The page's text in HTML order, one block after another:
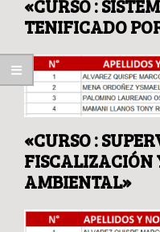
«CURSO :
TENIFICADO
«CURSO :
FISCALIZACIÓN
AMBIENTAL»